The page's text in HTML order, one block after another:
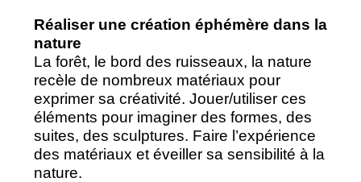
Réaliser une création éphémère dans la
nature
La forêt, le bord des ruisseaux, la nature
recèle de nombreux matériaux pour
exprimer sa créativité. Jouer/utiliser ces
éléments pour imaginer des formes, des
suites, des sculptures. Faire l’expérience
des matériaux et éveiller sa sensibilité à la
nature.